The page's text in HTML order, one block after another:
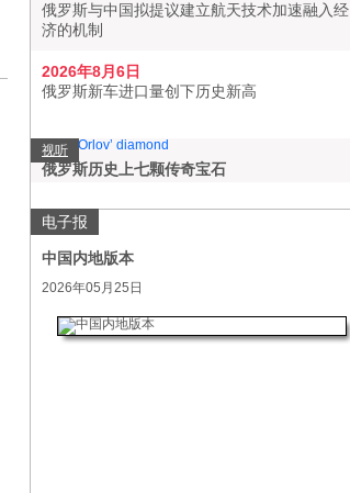
俄罗斯与中国拟提议建立航天技术加速融入经
济的机制
2026年8月6日
俄罗斯新车进口量创下历史新高
视听
俄罗斯历史上七颗传奇宝石
电子报
中国内地版本
2026年05月25日